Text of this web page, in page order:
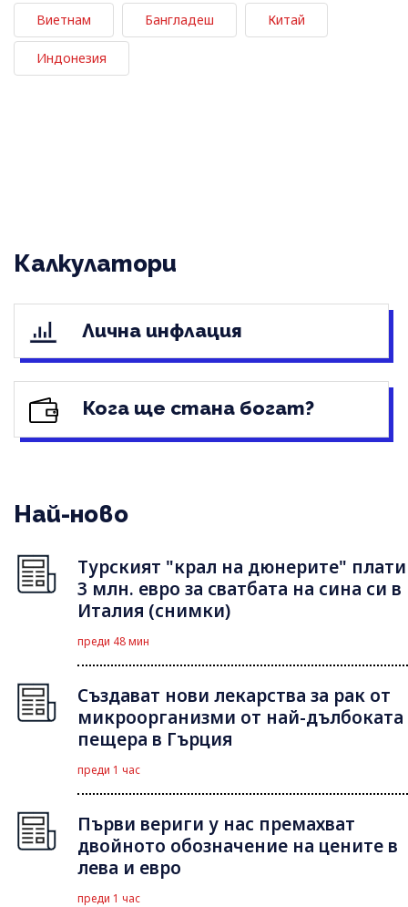
Виетнам Бангладеш Китай
Индонезия
Калкулатори
Лична инфлация
Кога ще стана богат?
Най-ново
Турският "крал на дюнерите" плати
3 млн. евро за сватбата на сина си в
Италия (снимки)
преди 48 мин
Създават нови лекарства за рак от
микроорганизми от най-дълбоката
пещера в Гърция
преди 1 час
Първи вериги у нас премахват
двойното обозначение на цените в
лева и евро
преди 1 час